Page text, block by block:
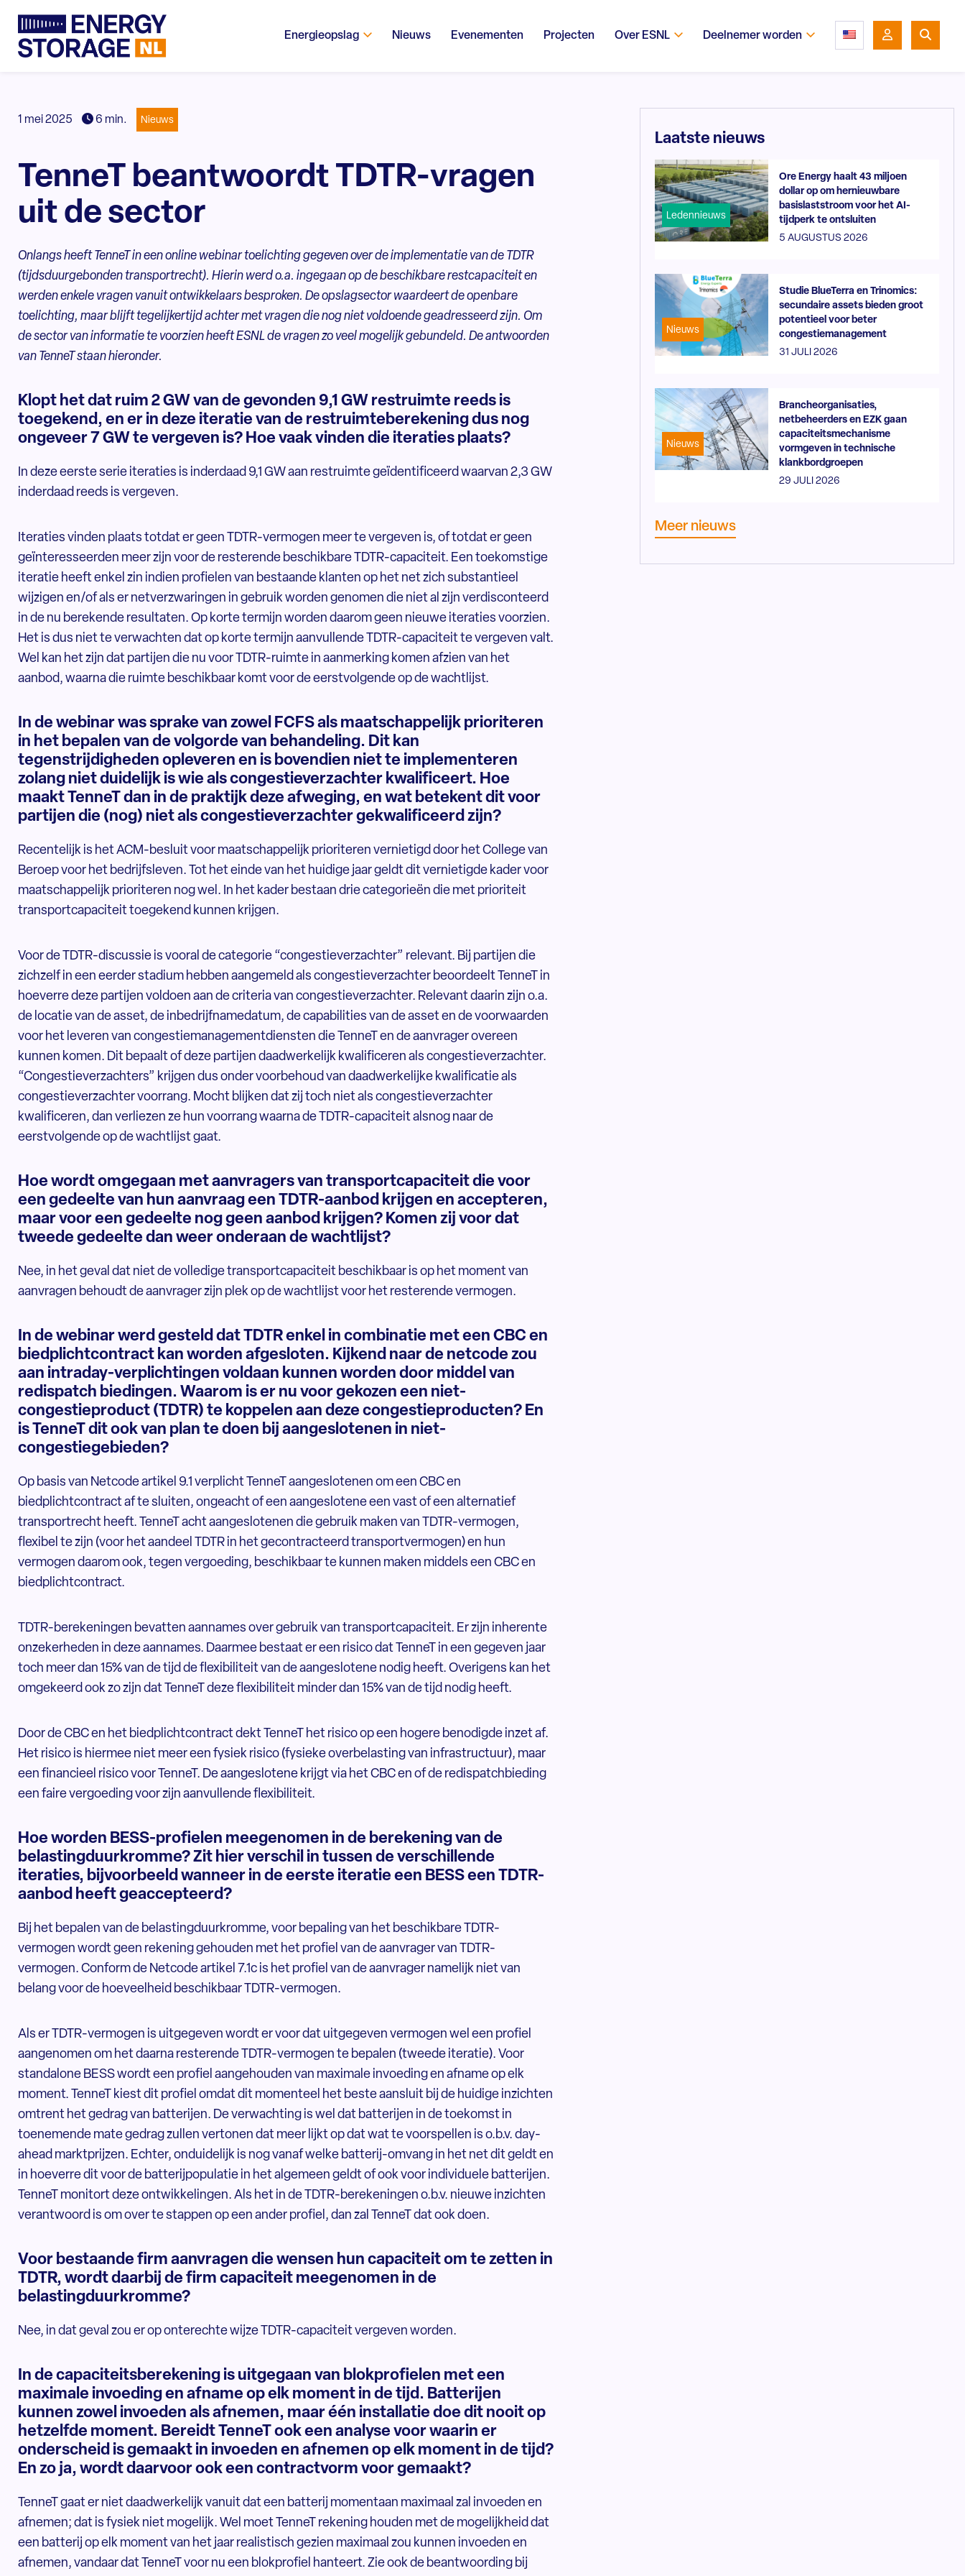
Energieopslag Nieuws Evenementen Projecten Over ESNL Deelnemer worden
1 mei 2025 6 min. Nieuws
TenneT beantwoordt TDTR-vragen
uit de sector
Onlangs heeft TenneT in een online webinar toelichting gegeven over de implementatie van de TDTR
(tijdsduurgebonden transportrecht). Hierin werd o.a. ingegaan op de beschikbare restcapaciteit en
werden enkele vragen vanuit ontwikkelaars besproken. De opslagsector waardeert de openbare
toelichting, maar blijft tegelijkertijd achter met vragen die nog niet voldoende geadresseerd zijn. Om
de sector van informatie te voorzien heeft ESNL de vragen zo veel mogelijk gebundeld. De antwoorden
van TenneT staan hieronder.
Klopt het dat ruim 2 GW van de gevonden 9,1 GW restruimte reeds is
toegekend, en er in deze iteratie van de restruimteberekening dus nog
ongeveer 7 GW te vergeven is? Hoe vaak vinden die iteraties plaats?
In deze eerste serie iteraties is inderdaad 9,1 GW aan restruimte geïdentificeerd waarvan 2,3 GW
inderdaad reeds is vergeven.
Iteraties vinden plaats totdat er geen TDTR-vermogen meer te vergeven is, of totdat er geen
geïnteresseerden meer zijn voor de resterende beschikbare TDTR-capaciteit. Een toekomstige
iteratie heeft enkel zin indien profielen van bestaande klanten op het net zich substantieel
wijzigen en/of als er netverzwaringen in gebruik worden genomen die niet al zijn verdisconteerd
in de nu berekende resultaten. Op korte termijn worden daarom geen nieuwe iteraties voorzien.
Het is dus niet te verwachten dat op korte termijn aanvullende TDTR-capaciteit te vergeven valt.
Wel kan het zijn dat partijen die nu voor TDTR-ruimte in aanmerking komen afzien van het
aanbod, waarna die ruimte beschikbaar komt voor de eerstvolgende op de wachtlijst.
In de webinar was sprake van zowel FCFS als maatschappelijk prioriteren
in het bepalen van de volgorde van behandeling. Dit kan
tegenstrijdigheden opleveren en is bovendien niet te implementeren
zolang niet duidelijk is wie als congestieverzachter kwalificeert. Hoe
maakt TenneT dan in de praktijk deze afweging, en wat betekent dit voor
partijen die (nog) niet als congestieverzachter gekwalificeerd zijn?
Recentelijk is het ACM-besluit voor maatschappelijk prioriteren vernietigd door het College van
Beroep voor het bedrijfsleven. Tot het einde van het huidige jaar geldt dit vernietigde kader voor
maatschappelijk prioriteren nog wel. In het kader bestaan drie categorieën die met prioriteit
transportcapaciteit toegekend kunnen krijgen.
Voor de TDTR-discussie is vooral de categorie “congestieverzachter” relevant. Bij partijen die
zichzelf in een eerder stadium hebben aangemeld als congestieverzachter beoordeelt TenneT in
hoeverre deze partijen voldoen aan de criteria van congestieverzachter. Relevant daarin zijn o.a.
de locatie van de asset, de inbedrijfnamedatum, de capabilities van de asset en de voorwaarden
voor het leveren van congestiemanagementdiensten die TenneT en de aanvrager overeen
kunnen komen. Dit bepaalt of deze partijen daadwerkelijk kwalificeren als congestieverzachter.
“Congestieverzachters” krijgen dus onder voorbehoud van daadwerkelijke kwalificatie als
congestieverzachter voorrang. Mocht blijken dat zij toch niet als congestieverzachter
kwalificeren, dan verliezen ze hun voorrang waarna de TDTR-capaciteit alsnog naar de
eerstvolgende op de wachtlijst gaat.
Hoe wordt omgegaan met aanvragers van transportcapaciteit die voor
een gedeelte van hun aanvraag een TDTR-aanbod krijgen en accepteren,
maar voor een gedeelte nog geen aanbod krijgen? Komen zij voor dat
tweede gedeelte dan weer onderaan de wachtlijst?
Nee, in het geval dat niet de volledige transportcapaciteit beschikbaar is op het moment van
aanvragen behoudt de aanvrager zijn plek op de wachtlijst voor het resterende vermogen.
In de webinar werd gesteld dat TDTR enkel in combinatie met een CBC en
biedplichtcontract kan worden afgesloten. Kijkend naar de netcode zou
aan intraday-verplichtingen voldaan kunnen worden door middel van
redispatch biedingen. Waarom is er nu voor gekozen een niet-
congestieproduct (TDTR) te koppelen aan deze congestieproducten? En
is TenneT dit ook van plan te doen bij aangeslotenen in niet-
congestiegebieden?
Op basis van Netcode artikel 9.1 verplicht TenneT aangeslotenen om een CBC en
biedplichtcontract af te sluiten, ongeacht of een aangeslotene een vast of een alternatief
transportrecht heeft. TenneT acht aangeslotenen die gebruik maken van TDTR-vermogen,
flexibel te zijn (voor het aandeel TDTR in het gecontracteerd transportvermogen) en hun
vermogen daarom ook, tegen vergoeding, beschikbaar te kunnen maken middels een CBC en
biedplichtcontract.
TDTR-berekeningen bevatten aannames over gebruik van transportcapaciteit. Er zijn inherente
onzekerheden in deze aannames. Daarmee bestaat er een risico dat TenneT in een gegeven jaar
toch meer dan 15% van de tijd de flexibiliteit van de aangeslotene nodig heeft. Overigens kan het
omgekeerd ook zo zijn dat TenneT deze flexibiliteit minder dan 15% van de tijd nodig heeft.
Door de CBC en het biedplichtcontract dekt TenneT het risico op een hogere benodigde inzet af.
Het risico is hiermee niet meer een fysiek risico (fysieke overbelasting van infrastructuur), maar
een financieel risico voor TenneT. De aangeslotene krijgt via het CBC en of de redispatchbieding
een faire vergoeding voor zijn aanvullende flexibiliteit.
Hoe worden BESS-profielen meegenomen in de berekening van de
belastingduurkromme? Zit hier verschil in tussen de verschillende
iteraties, bijvoorbeeld wanneer in de eerste iteratie een BESS een TDTR-
aanbod heeft geaccepteerd?
Bij het bepalen van de belastingduurkromme, voor bepaling van het beschikbare TDTR-
vermogen wordt geen rekening gehouden met het profiel van de aanvrager van TDTR-
vermogen. Conform de Netcode artikel 7.1c is het profiel van de aanvrager namelijk niet van
belang voor de hoeveelheid beschikbaar TDTR-vermogen.
Als er TDTR-vermogen is uitgegeven wordt er voor dat uitgegeven vermogen wel een profiel
aangenomen om het daarna resterende TDTR-vermogen te bepalen (tweede iteratie). Voor
standalone BESS wordt een profiel aangehouden van maximale invoeding en afname op elk
moment. TenneT kiest dit profiel omdat dit momenteel het beste aansluit bij de huidige inzichten
omtrent het gedrag van batterijen. De verwachting is wel dat batterijen in de toekomst in
toenemende mate gedrag zullen vertonen dat meer lijkt op dat wat te voorspellen is o.b.v. day-
ahead marktprijzen. Echter, onduidelijk is nog vanaf welke batterij-omvang in het net dit geldt en
in hoeverre dit voor de batterijpopulatie in het algemeen geldt of ook voor individuele batterijen.
TenneT monitort deze ontwikkelingen. Als het in de TDTR-berekeningen o.b.v. nieuwe inzichten
verantwoord is om over te stappen op een ander profiel, dan zal TenneT dat ook doen.
Voor bestaande firm aanvragen die wensen hun capaciteit om te zetten in
TDTR, wordt daarbij de firm capaciteit meegenomen in de
belastingduurkromme?
Nee, in dat geval zou er op onterechte wijze TDTR-capaciteit vergeven worden.
In de capaciteitsberekening is uitgegaan van blokprofielen met een
maximale invoeding en afname op elk moment in de tijd. Batterijen
kunnen zowel invoeden als afnemen, maar één installatie doe dit nooit op
hetzelfde moment. Bereidt TenneT ook een analyse voor waarin er
onderscheid is gemaakt in invoeden en afnemen op elk moment in de tijd?
En zo ja, wordt daarvoor ook een contractvorm voor gemaakt?
TenneT gaat er niet daadwerkelijk vanuit dat een batterij momentaan maximaal zal invoeden en
afnemen; dat is fysiek niet mogelijk. Wel moet TenneT rekening houden met de mogelijkheid dat
een batterij op elk moment van het jaar realistisch gezien maximaal zou kunnen invoeden en
afnemen, vandaar dat TenneT voor nu een blokprofiel hanteert. Zie ook de beantwoording bij
Laatste nieuws
Ledennieuws
Ore Energy haalt 43 miljoen
dollar op om hernieuwbare
basislaststroom voor het AI-
tijdperk te ontsluiten
5 AUGUSTUS 2026
Nieuws
Studie BlueTerra en Trinomics:
secundaire assets bieden groot
potentieel voor beter
congestiemanagement
31 JULI 2026
Nieuws
Brancheorganisaties,
netbeheerders en EZK gaan
capaciteitsmechanisme
vormgeven in technische
klankbordgroepen
29 JULI 2026
Meer nieuws